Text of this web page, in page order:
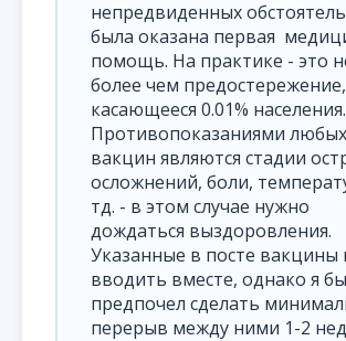
непредвиденных
была оказана первая
помощь. На практике - это
более чем предостережение,
касающееся 0.01% населения.
Противопоказаниями любых
вакцин являются стадии
осложнений, боли,
тд. - в этом случае нужно
дождаться выздоровления.
Указанные в посте
вводить вместе, однако я бы
предпочел сделать
перерыв между ними 1-2